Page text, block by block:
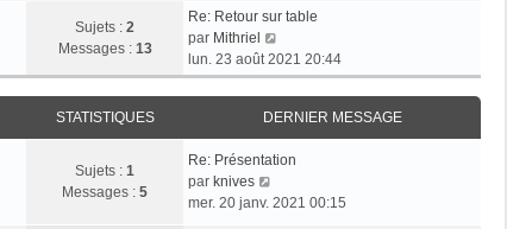
e
r
e
s
s
a
g
e
d
r
i
e
Sujets : 2
Messages : 13
Re: Retour sur table
par Mithriel
o
i
r
l
e
d
r
lun. 23 août 2021 20:44
STATISTIQUES DERNIER MESSAGE
Sujets : 1
Messages : 5
Re: Présentation
par knives
o
mer. 20 janv. 2021 00:15